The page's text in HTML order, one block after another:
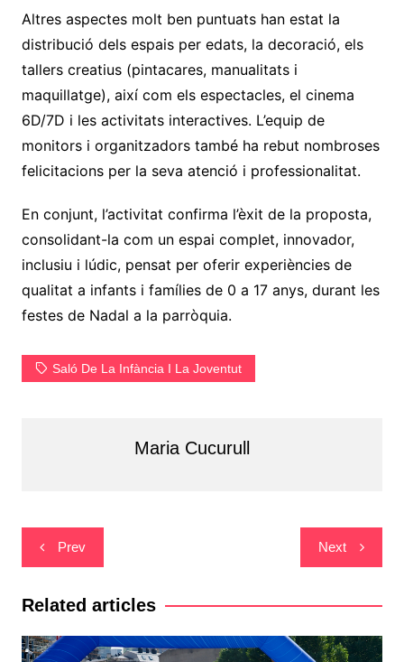
Altres aspectes molt ben puntuats han estat la
distribució dels espais per edats, la decoració, els
tallers creatius (pintacares, manualitats i
maquillatge), així com els espectacles, el cinema
6D/7D i les activitats interactives. L’equip de
monitors i organitzadors també ha rebut nombroses
felicitacions per la seva atenció i professionalitat.
En conjunt, l’activitat confirma l’èxit de la proposta,
consolidant-la com un espai complet, innovador,
inclusiu i lúdic, pensat per oferir experiències de
qualitat a infants i famílies de 0 a 17 anys, durant les
festes de Nadal a la parròquia.
Saló De La Infància I La Joventut
Maria Cucurull
Navegació
d'entrades
Prev Next
Related articles